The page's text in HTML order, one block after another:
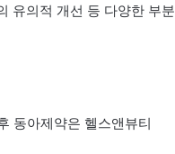
유의적 개선 등 다양한 부분
동아제약은 헬스앤뷰티